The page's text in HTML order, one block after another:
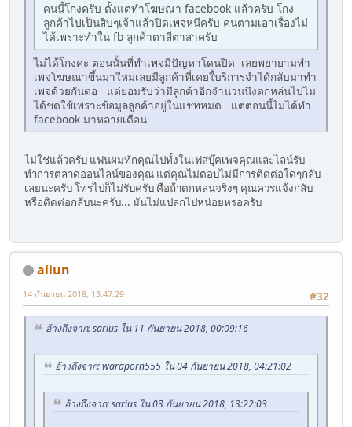
คนนี้โกงครับ ตั้งแต่ทำโฆษณา facebook แล้วครับ โกง
ลูกค้าไปเป็นสิบๆเจ้าแล้วปิดเพจหนีครับ คนตามเอาเรื่องไม่
ได้เพราะทำใน fb ลูกค้าตาสีตาสาครับ
ไม่ได้โกงค่ะ ตอนนั้นที่ทำเพจมีปัญหาโดนปิด เลยพยายามทำ
เพจโฆษณาขึ้นมาใหม่เลยมีลูกค้าที่เคยใ้บริการจำได้กลับมาทำ
เพจด้วยกันต่อ แต่ยอมรับว่ามีลูกค้าอีกจำนวนนึงตกหล่นไปไม
ได้ชดใช้เพราะข้อมูลลูกค้าอยู่ในแชทหมด แต่ตอนนี้ไม่ได้ทำ
facebook มาหลายเดือน
ไม่ใช่แล้วครับ แฟนผมทักคุณไปทั้งในเฟสบุ๊คเพจคุณและไลน์รับ
ทำการตลาดออนไลน์ของคุณ แต่คุณไม่ตอบไม่มีการติดต่อใดๆกลับ
เลยนะครับ โทรไปก็ไม่รับครับ คือถ้าตกหล่นจริงๆ คุณควรแจ้งกลับ
หรือติดต่อกลับนะครับ... มันไม่แปลกไปหน่อยหรอครับ
aliun
#32
14 กันยายน 2018, 13:47:29
อ้างถึงจาก: sarius ใน 11 กันยายน 2018, 00:09:16
อ้างถึงจาก: waraporn555 ใน 04 กันยายน 2018, 04:21:02
อ้างถึงจาก: sarius ใน 03 กันยายน 2018, 13:22:03